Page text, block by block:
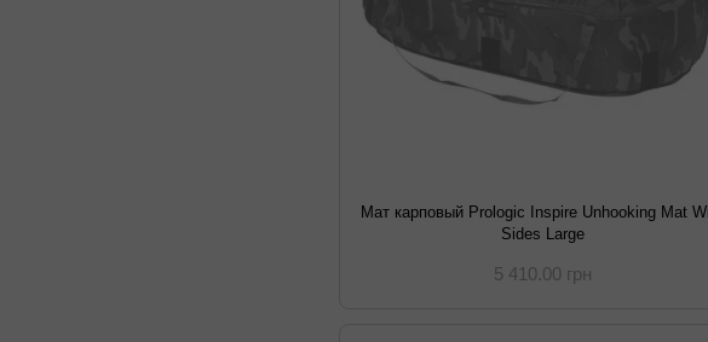
Мат карповый Prologic Inspire Unhooking Mat
Sides Large
5 410.00 грн